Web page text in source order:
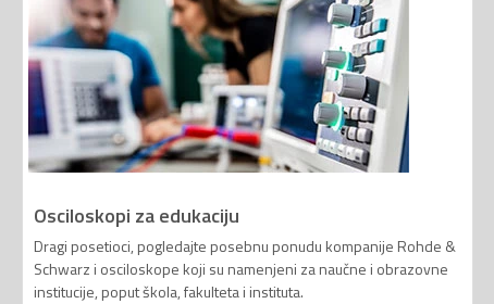
Osciloskopi za edukaciju
Dragi posetioci, pogledajte posebnu ponudu kompanije Rohde &
Schwarz i osciloskope koji su namenjeni za naučne i obrazovne
institucije, poput škola, fakulteta i instituta.